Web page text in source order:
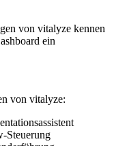
von vitalyze kennen
ein
von vitalyze:
Steuerung